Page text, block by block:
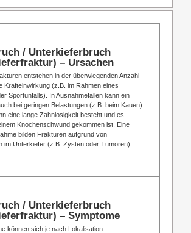
/ Unterkieferbruch
– Ursachen
entstehen in der überwiegenden Anzahl
Krafteinwirkung (z.B. im Rahmen eines
Sportunfalls). In Ausnahmefällen kann ein
bei geringen Belastungen (z.B. beim Kauen)
eine lange Zahnlosigkeit besteht und es
Knochenschwund gekommen ist. Eine
bilden Frakturen aufgrund von
im Unterkiefer (z.B. Zysten oder Tumoren).
/ Unterkieferbruch
– Symptome
können sich je nach Lokalisation